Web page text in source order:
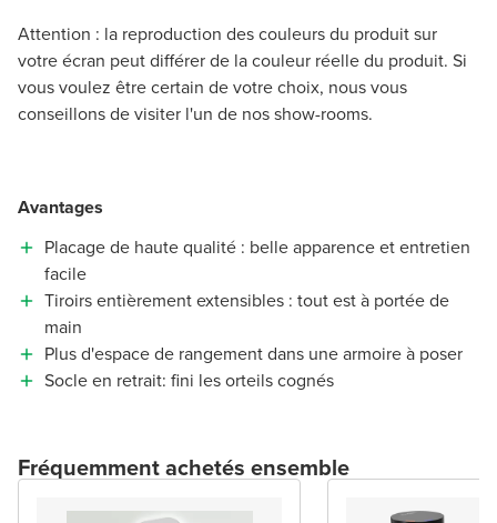
Attention : la reproduction des couleurs du produit sur
votre écran peut différer de la couleur réelle du produit. Si
vous voulez être certain de votre choix, nous vous
conseillons de visiter l'un de nos show-rooms.
Avantages
Placage de haute qualité : belle apparence et entretien
facile
Tiroirs entièrement extensibles : tout est à portée de
main
Plus d'espace de rangement dans une armoire à poser
Socle en retrait: fini les orteils cognés
Fréquemment achetés ensemble